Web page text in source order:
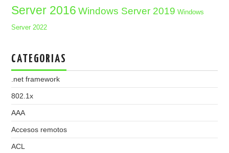
Server 2016 Windows Server 2019 Windows
Server 2022
CATEGORIAS
.net framework
802.1x
AAA
Accesos remotos
ACL